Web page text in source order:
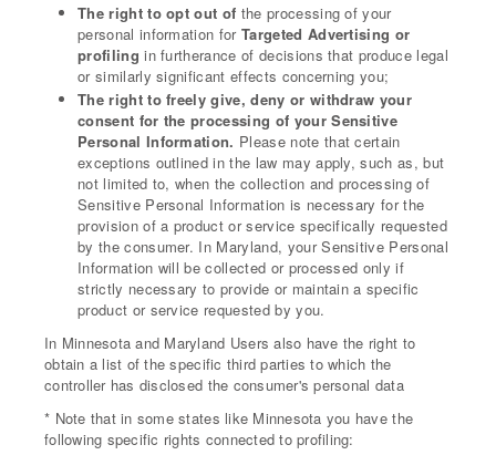
The right to opt out of the processing of your
personal information forTargeted Advertising or
profiling in furtherance of decisions that produce legal
or similarly significant effects concerning you;
The right to freely give, deny or withdraw your
consent for the processing of your Sensitive
Personal Information. Please note that certain
exceptions outlined in the law may apply, such as, but
not limited to, when the collection and processing of
Sensitive Personal Information is necessary for the
provision of a product or service specifically requested
by the consumer. In Maryland, your Sensitive Personal
Information will be collected or processed only if
strictly necessary to provide or maintain a specific
product or service requested by you.
In Minnesota and Maryland Users also have the right to
obtain a list of the specific third parties to which the
controller has disclosed the consumer's personal data
* Note that in some states like Minnesota you have the
following specific rights connected to profiling: